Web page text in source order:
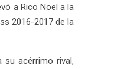
a Rico Noel a la
2016-2017 de la
acérrimo rival,